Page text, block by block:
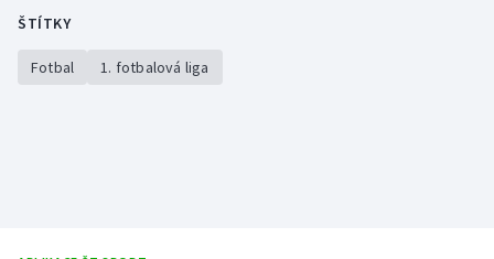
ŠTÍTKY
Fotbal 1. fotbalová liga